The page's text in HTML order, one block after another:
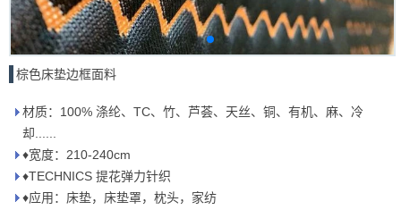
棕色床垫边框面料
材质：100% 涤纶、TC、竹、芦荟、天丝、铜、有机、麻、冷
却......
♦宽度：210-240cm
♦TECHNICS 提花弹力针织
♦应用：床垫，床垫罩，枕头，家纺